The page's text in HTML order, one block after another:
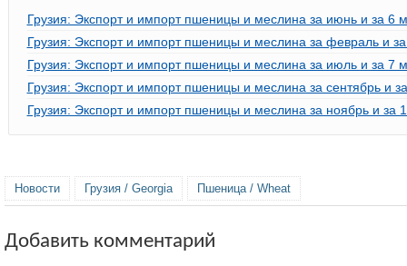
Грузия: Экспорт и импорт пшеницы и меслина за июнь и за 6
Грузия: Экспорт и импорт пшеницы и меслина за февраль и
Грузия: Экспорт и импорт пшеницы и меслина за июль и за 7
Грузия: Экспорт и импорт пшеницы и меслина за сентябрь и
Грузия: Экспорт и импорт пшеницы и меслина за ноябрь и за
Новости Грузия / Georgia Пшеница / Wheat
Добавить комментарий